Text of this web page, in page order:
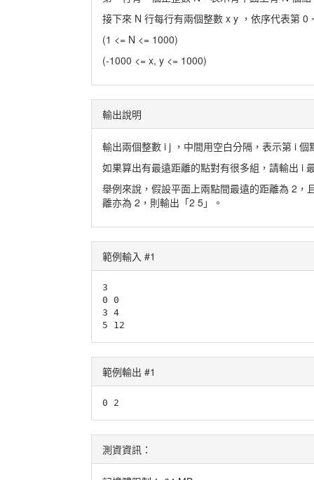
接下來 N 行每行有兩個整數 x y ，依序代表第 0
(1 <= N <= 1000)
(-1000 <= x, y <= 1000)
輸出說明
輸出兩個整數 i j ，中間用空白分隔，表示第 i
如果算出有最遠距離的點對有很多組，請輸出 i
舉例來說，假設平面上兩點間最遠的距離為 2
離亦為 2，則輸出「2 5」。
範例輸入 #1
3
0 0
3 4
5 12
範例輸出 #1
0 2
測資資訊：